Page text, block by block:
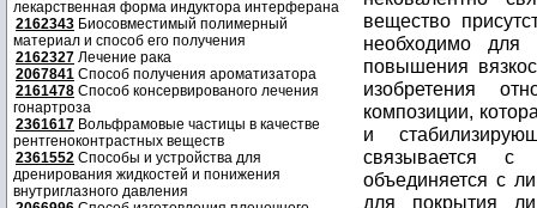
лекарственная форма индуктора интерферана
2162343 Биосовместимый полимерный
материал и способ его получения
2162327 Лечение рака
2067841 Способ получения ароматизатора
2161478 Способ консервированого лечения
гонартроза
2361617 Вольфрамовые частицы в качестве
рентгеноконтрастных веществ
2361552 Способы и устройства для
дренирования жидкостей и понижения
внутриглазного давления
вещество
необходимо для
повышения
изобретения
композиции,
и
связывается с
объединяется с
для покрытия